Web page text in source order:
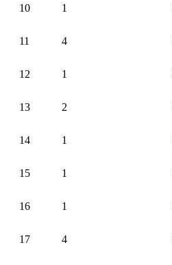
10 1
11 4
12 1
13 2
14 1
15 1
16 1
17 4